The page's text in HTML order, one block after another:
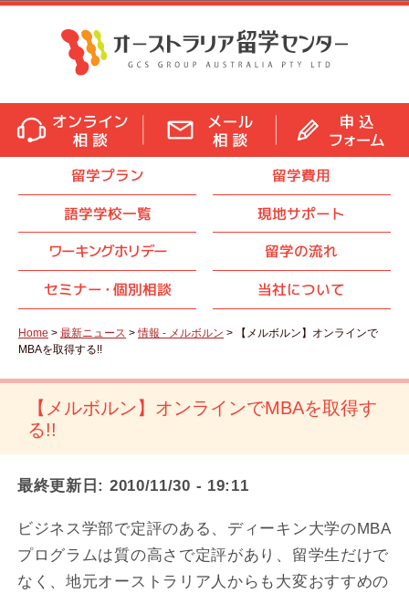
留学プラン
留学費用
語学学校一覧
現地サポート
ワーキングホリデー
留学の流れ
セミナー・ 個別相談 当社について
Home > 最新ニュース >情報 - メルボルン > 【メルボルン】オンラインで
MBAを取得する!!
【メルボルン】オンラインでMBAを取得す
る!!
最終更新日: 2010/11/30 - 19:11
ビジネス学部で定評のある、ディーキン大学のMBA
プログラムは質の高さで定評があり、留学生だけで
なく、地元オーストラリア人からも大変おすすめの